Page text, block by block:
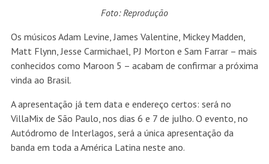
Foto: Reprodução
Os músicos Adam Levine, James Valentine, Mickey Madden,
Matt Flynn, Jesse Carmichael, PJ Morton e Sam Farrar – mais
conhecidos como Maroon 5 – acabam de confirmar a próxima
vinda ao Brasil.
A apresentação já tem data e endereço certos: será no
VillaMix de São Paulo, nos dias 6 e 7 de julho. O evento, no
Autódromo de Interlagos, será a única apresentação da
banda em toda a América Latina neste ano.